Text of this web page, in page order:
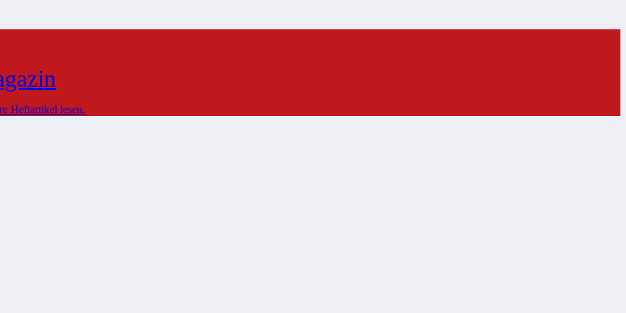
Heftartikel lesen.